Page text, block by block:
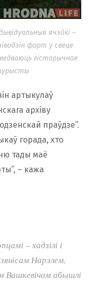
ячэйкі –
форт у свеце
гістарычнае
артыкулаў
архіву
праўдзе”.
горада, хто
тады маё
– кажа
– хадзілі і
Нарэлем,
Вашкевічам абышлі